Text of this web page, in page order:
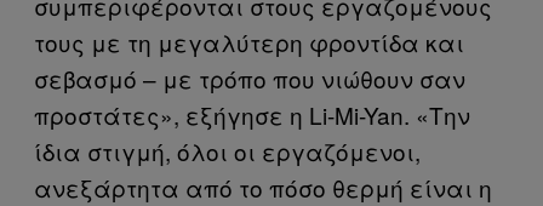
τους με τη μεγαλύτερη φροντίδα και
σεβασμό – με τρόπο που νιώθουν σαν
προστάτες», εξήγησε η Li-Mi-Yan. «Την
ίδια στιγμή, όλοι οι εργαζόμενοι,
ανεξάρτητα από το πόσο θερμή είναι η